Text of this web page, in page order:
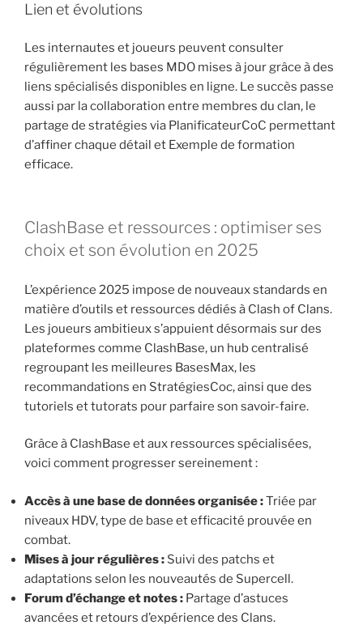
Lien et évolutions
Les internautes et joueurs peuvent consulter
régulièrement les bases MDO mises à jour grâce à des
liens spécialisés disponibles en ligne. Le succès passe
aussi par la collaboration entre membres du clan, le
partage de stratégies via PlanificateurCoC permettant
d’affiner chaque détail et Exemple de formation
efficace.
ClashBase et ressources : optimiser ses
choix et son évolution en 2025
L’expérience 2025 impose de nouveaux standards en
matière d’outils et ressources dédiés à Clash of Clans.
Les joueurs ambitieux s’appuient désormais sur des
plateformes comme ClashBase, un hub centralisé
regroupant les meilleures BasesMax, les
recommandations en StratégiesCoc, ainsi que des
tutoriels et tutorats pour parfaire son savoir-faire.
Grâce à ClashBase et aux ressources spécialisées,
voici comment progresser sereinement :
Accès à une base de données organisée :Triée par
niveaux HDV, type de base et efficacité prouvée en
combat.
Mises à jour régulières : Suivi des patchs et
adaptations selon les nouveautés de Supercell.
Forum d’échange et notes : Partage d’astuces
avancées et retours d’expérience des Clans.